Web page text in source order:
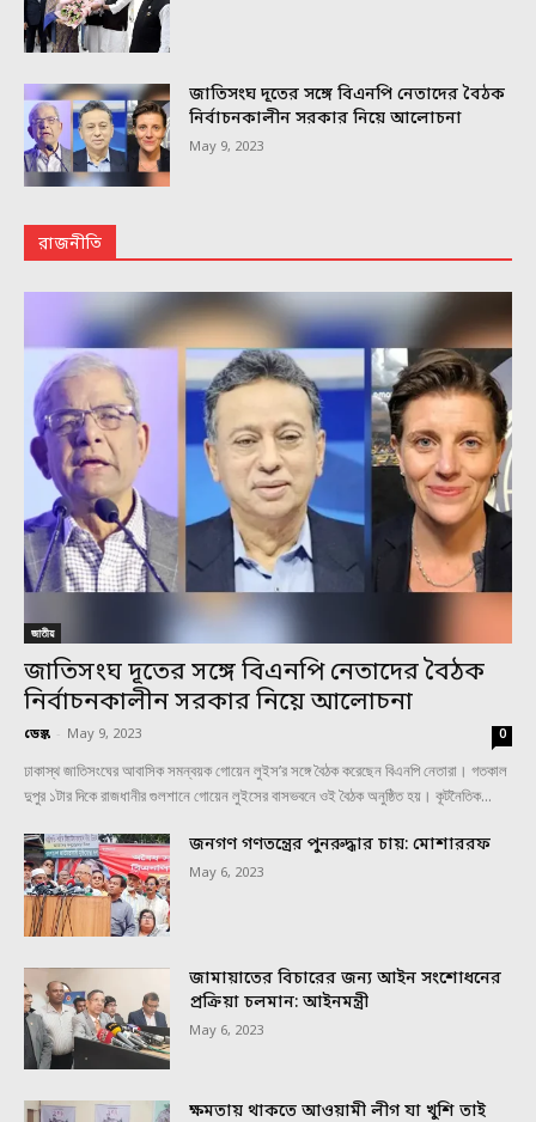
জাতিসংঘ দূতের সঙ্গে বিএনপি নেতাদের বৈঠক
নির্বাচনকালীন সরকার নিয়ে আলোচনা
May 9, 2023
রাজনীতি
জাতীয়
জাতিসংঘ দূতের সঙ্গে বিএনপি নেতাদের বৈঠক
নির্বাচনকালীন সরকার নিয়ে আলোচনা
ডেস্ক - May 9, 2023 0
ঢাকাস্থ জাতিসংঘের আবাসিক সমন্বয়ক গোয়েন লুইস’র সঙ্গে বৈঠক করেছেন বিএনপি নেতারা। গতকাল
দুপুর ১টার দিকে রাজধানীর গুলশানে গোয়েন লুইসের বাসভবনে ওই বৈঠক অনুষ্ঠিত হয়। কূটনৈতিক...
জনগণ গণতন্ত্রের পুনরুদ্ধার চায়: মোশাররফ
May 6, 2023
জামায়াতের বিচারের জন্য আইন সংশোধনের
প্রক্রিয়া চলমান: আইনমন্ত্রী
May 6, 2023
ক্ষমতায় থাকতে আওয়ামী লীগ যা খুশি তাই